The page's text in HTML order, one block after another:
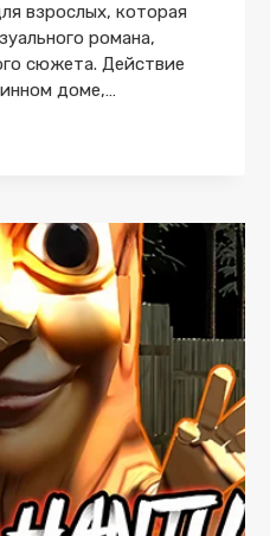
взрослых, которая
романа,
сюжета. Действие
доме,…